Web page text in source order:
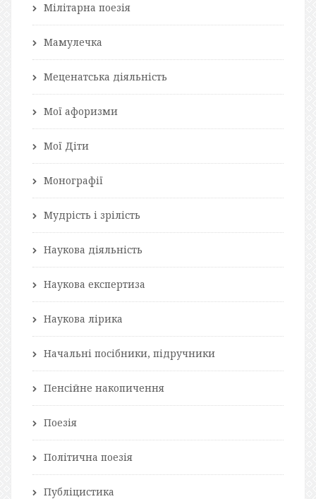
Мілітарна поезія
Мамулечка
Меценатська діяльність
Мої афоризми
Мої Діти
Монографії
Мудрість і зрілість
Наукова діяльність
Наукова експертиза
Наукова лірика
Начальні посібники, підручники
Пенсійне накопичення
Поезія
Політична поезія
Публіцистика